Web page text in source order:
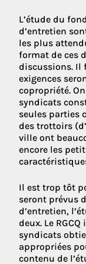
L’étude du
d’entretien
les plus
format de ces
discussions. Il
exigences
copropriété.
syndicats
seules parties
des trottoirs
ville ont
encore les
Il est trop tôt
seront prévus
d’entretien,
deux. Le
syndicats
appropriées
contenu de